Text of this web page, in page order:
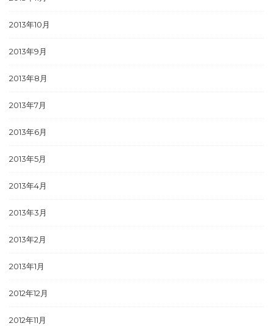
2013年10月
2013年9月
2013年8月
2013年7月
2013年6月
2013年5月
2013年4月
2013年3月
2013年2月
2013年1月
2012年12月
2012年11月